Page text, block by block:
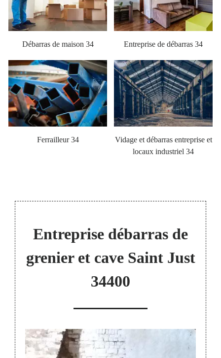
Débarras de maison 34 Entreprise de débarras 34
Ferrailleur 34
Vidage et débarras entreprise et
locaux industriel 34
Entreprise débarras de
grenier et cave Saint Just
34400